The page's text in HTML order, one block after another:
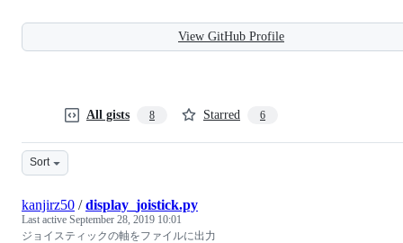
View GitHub Profile
All gists 8 Starred 6
Sort
kanjirz50 /display_joistick.py
Last active September 28, 2019 10:01
ジョイスティックの軸をファイルに出力